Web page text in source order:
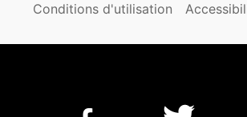
Conditions d'utilisation